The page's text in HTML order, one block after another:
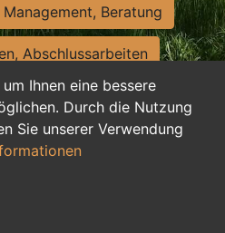
Ihnen eine bessere
Durch die Nutzung
Sie unserer Verwendung
Management, Beratung
Abschlussarbeiten
Sekretariat
Nebenjobs
duale Ausbildung